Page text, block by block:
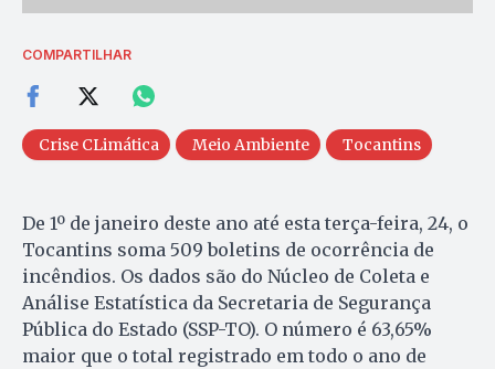
COMPARTILHAR
Crise CLimática Meio Ambiente Tocantins
De 1º de janeiro deste ano até esta terça-feira, 24, o
Tocantins soma 509 boletins de ocorrência de
incêndios. Os dados são do Núcleo de Coleta e
Análise Estatística da Secretaria de Segurança
Pública do Estado (SSP-TO). O número é 63,65%
maior que o total registrado em todo o ano de